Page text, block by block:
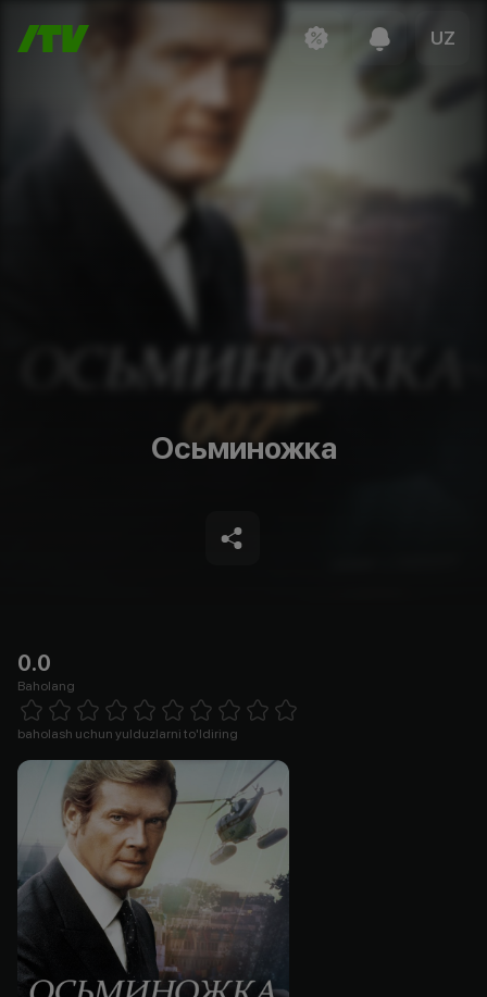
UZ
Осьминожка
0.0
Baholang
1 Star 2 Stars 3 Stars 4 Stars5 Stars 6 Stars7 Stars8 Stars
baholash uchun yulduzlarni to'ldiring